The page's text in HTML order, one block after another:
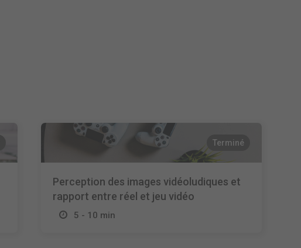
Terminé
Perception des images vidéoludiques et
rapport entre réel et jeu vidéo
5 - 10 min